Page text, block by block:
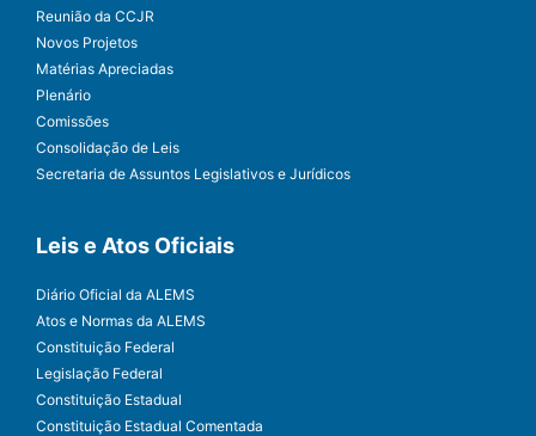
Reunião da CCJR
Novos Projetos
Matérias Apreciadas
Plenário
Comissões
Consolidação de Leis
Secretaria de Assuntos Legislativos e Jurídicos
Leis e Atos Oficiais
Diário Oficial da ALEMS
Atos e Normas da ALEMS
Constituição Federal
Legislação Federal
Constituição Estadual
Constituição Estadual Comentada